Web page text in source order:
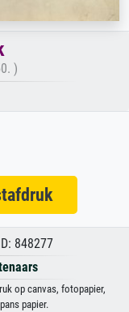
)
848277
op canvas, fotopapier,
papier.